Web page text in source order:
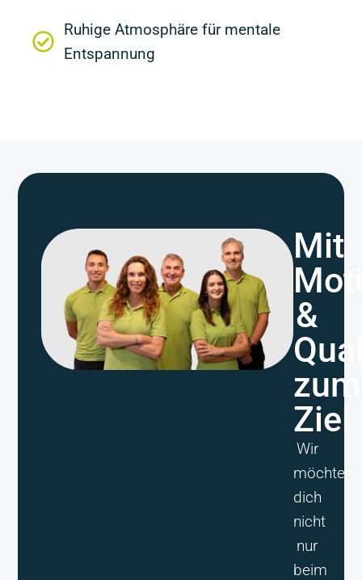
Ruhige Atmosphäre für mentale
Entspannung
Mit
&
zum
Ziel
Wir
möchten
dich
nicht
nur
beim